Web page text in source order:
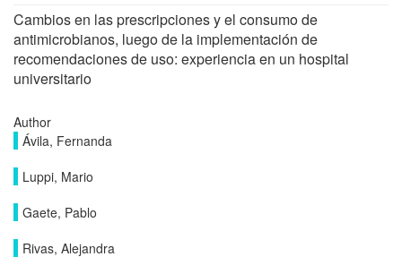
Cambios en las prescripciones y el consumo de
antimicrobianos, luego de la implementación de
recomendaciones de uso: experiencia en un hospital
universitario
Author
Ávila, Fernanda
Luppi, Mario
Gaete, Pablo
Rivas, Alejandra